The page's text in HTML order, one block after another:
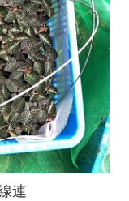
連